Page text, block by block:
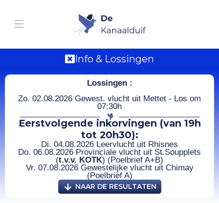
Info & Lossingen
Lossingen :
Zo. 02.08.2026 Gewest. vlucht uit Mettet - Los om
07:30h
Eerstvolgende inkorvingen (van 19h
tot 20h30):
Di. 04.08.2026 Leervlucht uit Rhisnes
Do. 06.08.2026 Provinciale vlucht uit St.Soupplets
(t.v.v. KOTK) (Poelbrief A+B)
Vr. 07.08.2026 Gewestelijke vlucht uit Chimay
(Poelbrief A)
NAAR DE RESULTATEN